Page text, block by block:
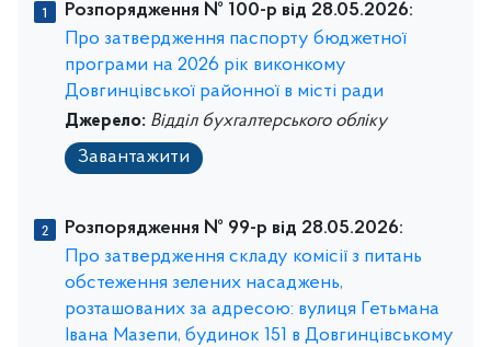
Розпорядження № 100-р від 28.05.2026:
Про затвердження паспорту бюджетної
програми на 2026 рік виконкому
Довгинцівської районної в місті ради
Джерело: Відділ бухгалтерського обліку
Завантажити
Розпорядження № 99-р від 28.05.2026:
Про затвердження складу комісії з питань
обстеження зелених насаджень,
розташованих за адресою: вулиця Гетьмана
Івана Мазепи, будинок 151 в Довгинцівському